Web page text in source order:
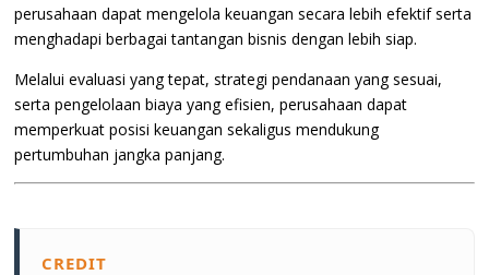
perusahaan dapat mengelola keuangan secara lebih efektif serta
menghadapi berbagai tantangan bisnis dengan lebih siap.
Melalui evaluasi yang tepat, strategi pendanaan yang sesuai,
serta pengelolaan biaya yang efisien, perusahaan dapat
memperkuat posisi keuangan sekaligus mendukung
pertumbuhan jangka panjang.
CREDIT